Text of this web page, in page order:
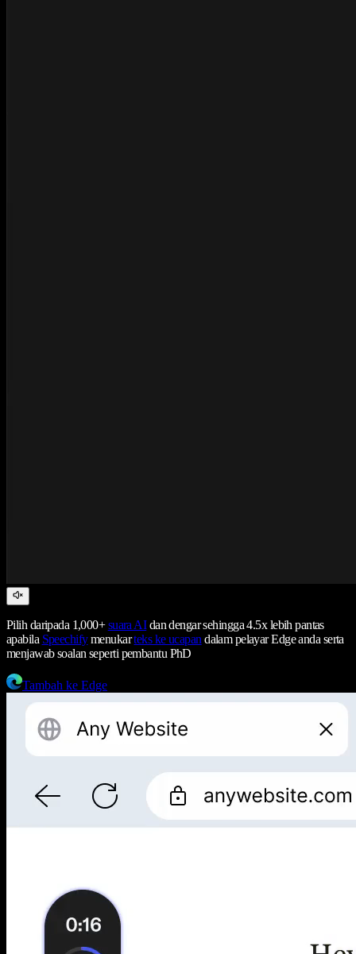
Pilih daripada 1,000+suara AIdan dengar sehingga 4.5x lebih pantas
apabila Speechifymenukarteks ke ucapan dalam pelayar Edge anda serta
menjawab soalan seperti pembantu PhD
Tambah ke Edge